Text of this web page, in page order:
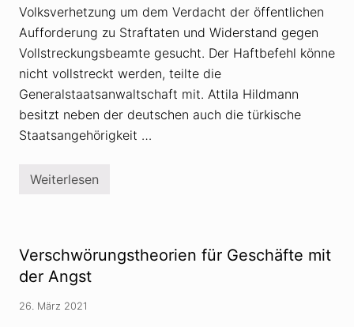
i
n
J
u
i
a
E
b
n
e
V
w
r
n
Volksverhetzung um dem Verdacht der öffentlichen
Aufforderung zu Straftaten und Widerstand gegen
Vollstreckungsbeamte gesucht. Der Haftbefehl könne
nicht vollstreckt werden, teilte die
Generalstaatsanwaltschaft mit. Attila Hildmann
besitzt neben der deutschen auch die türkische
Staatsangehörigkeit …
V
h
w
ö
r
u
n
Weiterlesen
Verschwörungstheorien für Geschäfte mit
der Angst
26. März 2021